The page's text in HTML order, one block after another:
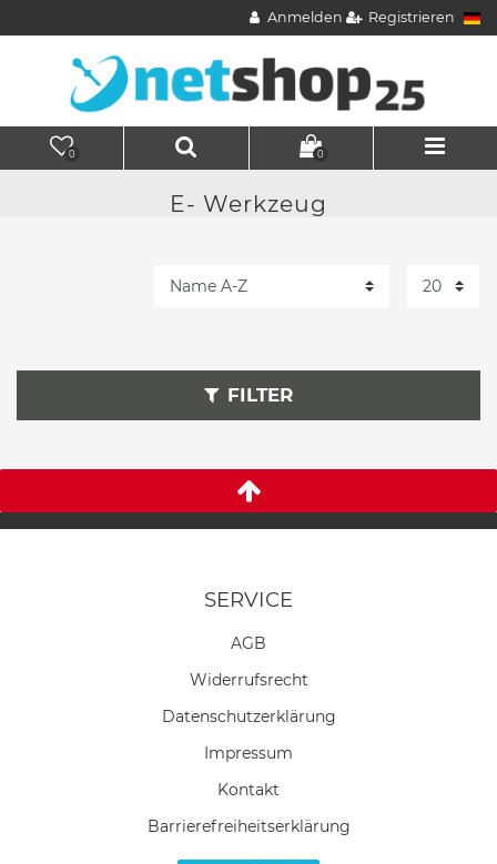
Anmelden Registrieren
0 0
E- Werkzeug
FILTER
SERVICE
AGB
Widerrufs­recht
Daten­schutz­erklärung
Impressum
Kontakt
Barrierefreiheitserklärung